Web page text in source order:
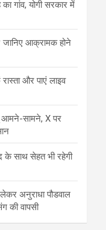
गांव, योगी सरकार में
जानिए आक्रामक होने
और पाएं लाइव
आमने-सामने, X पर
के साथ सेहत भी रहेगी
लेकर अनुराधा पौडवाल
की वापसी